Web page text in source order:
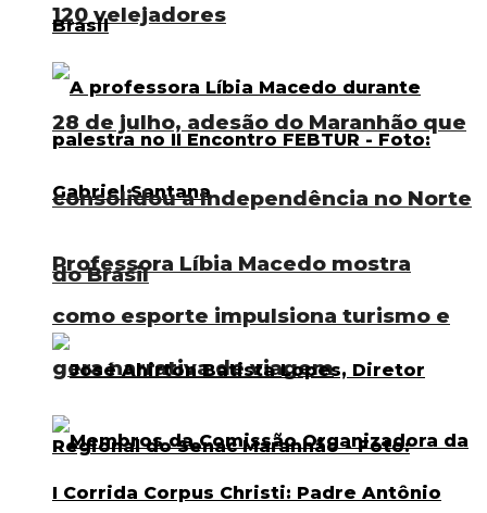
120 velejadores
Professora Líbia Macedo mostra
como esporte impulsiona turismo e
gera narrativa de viagem
28 de julho, adesão do Maranhão que
consolidou a Independência no Norte
do Brasil